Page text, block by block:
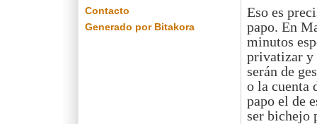
Eso es
papo. En
minutos
privatizar y
serán de
o la cuenta
papo el de
ser bichejo
Contacto
Generado por Bitakora